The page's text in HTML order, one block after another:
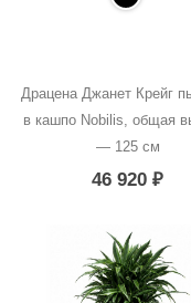
Драцена Джанет Крейг
в кашпо Nobilis, общая
— 125 см
46 920₽